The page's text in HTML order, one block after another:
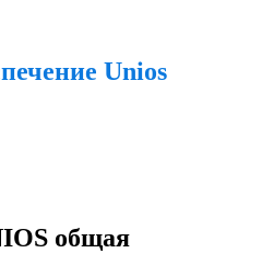
Unios
общая